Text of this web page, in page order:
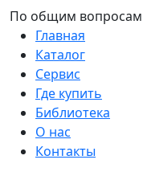
По общим вопросам
Главная
Каталог
Сервис
Где купить
Библиотека
О нас
Контакты